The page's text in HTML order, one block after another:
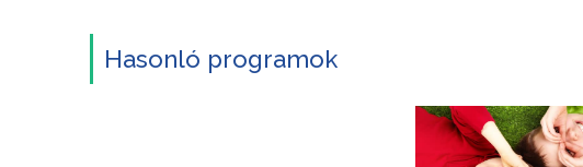
Hasonló programok